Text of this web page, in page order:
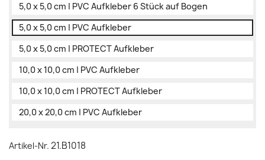
5,0 x 5,0 cm | PVC Aufkleber 6 Stück auf Bogen
5,0 x 5,0 cm | PVC Aufkleber
5,0 x 5,0 cm | PROTECT Aufkleber
10,0 x 10,0 cm | PVC Aufkleber
10,0 x 10,0 cm | PROTECT Aufkleber
20,0 x 20,0 cm | PVC Aufkleber
Artikel-Nr. 21.B1018